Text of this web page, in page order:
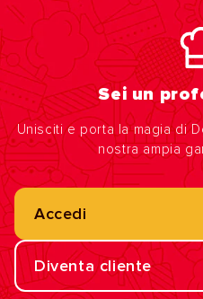
Sei un
Unisciti e porta la magia di
nostra ampia
Accedi
Diventa cliente